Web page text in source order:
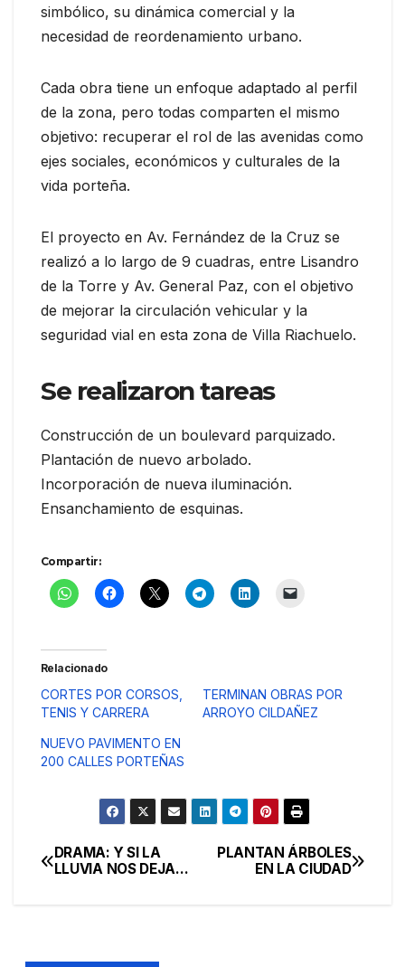
simbólico, su dinámica comercial y la
necesidad de reordenamiento urbano.
Cada obra tiene un enfoque adaptado al perfil
de la zona, pero todas comparten el mismo
objetivo: recuperar el rol de las avenidas como
ejes sociales, económicos y culturales de la
vida porteña.
El proyecto en Av. Fernández de la Cruz se
realizó a lo largo de 9 cuadras, entre Lisandro
de la Torre y Av. General Paz, con el objetivo
de mejorar la circulación vehicular y la
seguridad vial en esta zona de Villa Riachuelo.
Se realizaron tareas
Construcción de un boulevard parquizado.
Plantación de nuevo arbolado.
Incorporación de nueva iluminación.
Ensanchamiento de esquinas.
Compartir:
Relacionado
CORTES POR CORSOS,
TENIS Y CARRERA
TERMINAN OBRAS POR
ARROYO CILDAÑEZ
NUEVO PAVIMENTO EN
200 CALLES PORTEÑAS
Navegación
PLANTAN ÁRBOLES
EN LA CIUDAD
DRAMA: Y SI LA
LLUVIA NOS DEJA…